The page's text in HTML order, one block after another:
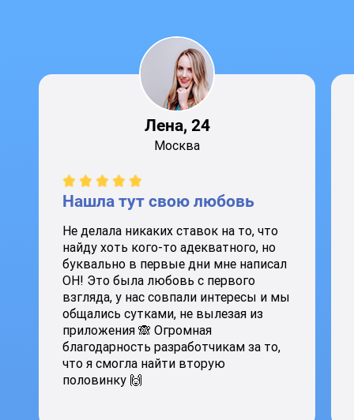
Лена, 24
Москва
Нашла тут свою любовь
Не делала никаких ставок на то, что
найду хоть кого-то адекватного, но
буквально в первые дни мне написал
ОН! Это была любовь с первого
взгляда, у нас совпали интересы и мы
общались сутками, не вылезая из
приложения 🙈 Огромная
благодарность разработчикам за то,
что я смогла найти вторую
половинку 🙌